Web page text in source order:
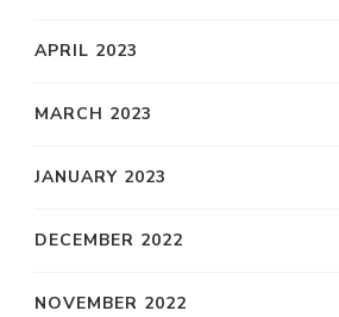
APRIL 2023
MARCH 2023
JANUARY 2023
DECEMBER 2022
NOVEMBER 2022